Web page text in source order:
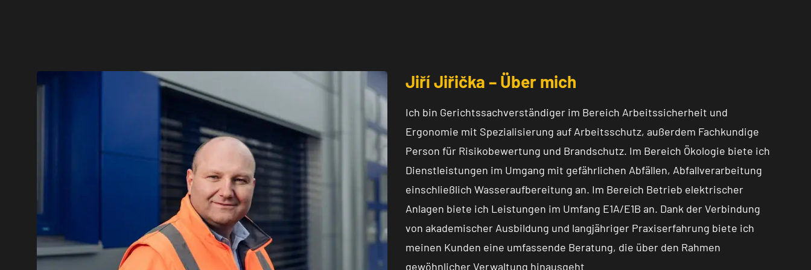
Jiří Jiřička – Über mich
Ich bin Gerichtssachverständiger im Bereich Arbeitssicherheit und
Ergonomie mit Spezialisierung auf Arbeitsschutz, außerdem Fachkundige
Person für Risikobewertung und Brandschutz. Im Bereich Ökologie biete ich
Dienstleistungen im Umgang mit gefährlichen Abfällen, Abfallverarbeitung
einschließlich Wasseraufbereitung an. Im Bereich Betrieb elektrischer
Anlagen biete ich Leistungen im Umfang E1A/E1B an. Dank der Verbindung
von akademischer Ausbildung und langjähriger Praxiserfahrung biete ich
meinen Kunden eine umfassende Beratung, die über den Rahmen
gewöhnlicher Verwaltung hinausgeht